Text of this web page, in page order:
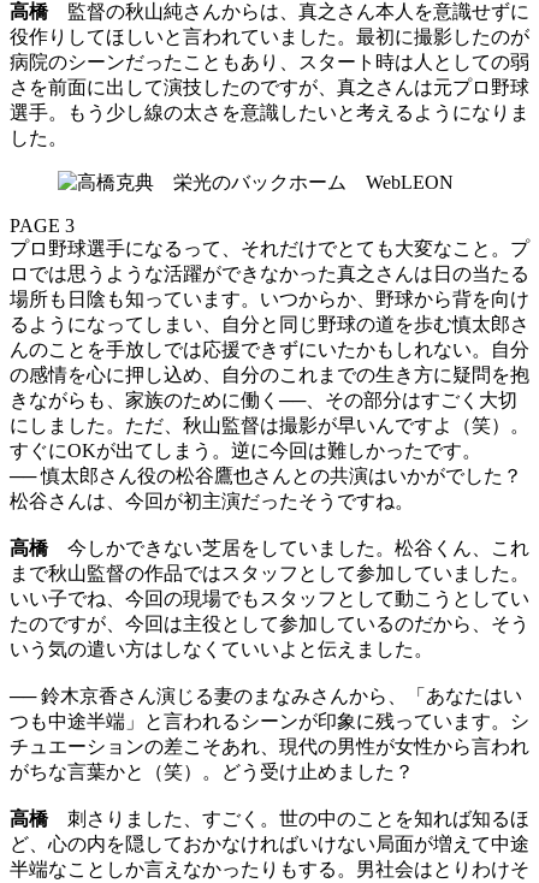
高橋監督の秋山純さんからは、真之さん本人を意識せずに
役作りしてほしいと言われていました。最初に撮影したのが
病院のシーンだったこともあり、スタート時は人としての弱
さを前面に出して演技したのですが、真之さんは元プロ野球
選手。もう少し線の太さを意識したいと考えるようになりま
した。
PAGE 3
プロ野球選手になるって、それだけでとても大変なこと。プ
ロでは思うような活躍ができなかった真之さんは日の当たる
場所も日陰も知っています。いつからか、野球から背を向け
るようになってしまい、自分と同じ野球の道を歩む慎太郎さ
んのことを手放しでは応援できずにいたかもしれない。自分
の感情を心に押し込め、自分のこれまでの生き方に疑問を抱
きながらも、家族のために働く──、その部分はすごく大切
にしました。ただ、秋山監督は撮影が早いんですよ（笑）。
すぐにOKが出てしまう。逆に今回は難しかったです。
── 慎太郎さん役の松谷鷹也さんとの共演はいかがでした？
松谷さんは、今回が初主演だったそうですね。
高橋今しかできない芝居をしていました。松谷くん、これ
まで秋山監督の作品ではスタッフとして参加していました。
いい子でね、今回の現場でもスタッフとして動こうとしてい
たのですが、今回は主役として参加しているのだから、そう
いう気の遣い方はしなくていいよと伝えました。
── 鈴木京香さん演じる妻のまなみさんから、「あなたはい
つも中途半端」と言われるシーンが印象に残っています。シ
チュエーションの差こそあれ、現代の男性が女性から言われ
がちな言葉かと（笑）。どう受け止めました？
高橋刺さりました、すごく。世の中のことを知れば知るほ
ど、心の内を隠しておかなければいけない局面が増えて中途
半端なことしか言えなかったりもする。男社会はとりわけそ